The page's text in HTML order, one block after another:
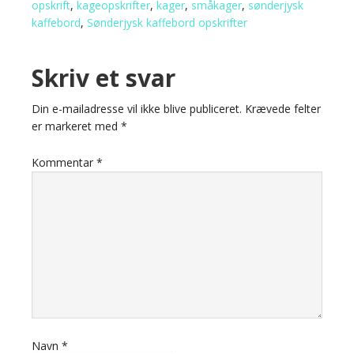
opskrift, kageopskrifter, kager, småkager, sønderjysk
kaffebord, Sønderjysk kaffebord opskrifter
Skriv et svar
Din e-mailadresse vil ikke blive publiceret. Krævede felter
er markeret med *
Kommentar *
Navn *